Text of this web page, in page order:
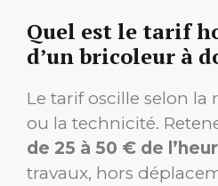
Quel est le tarif
d’un bricoleur à
Le tarif oscille selon la
ou la technicité.
de 25 à 50 € de
travaux, hors